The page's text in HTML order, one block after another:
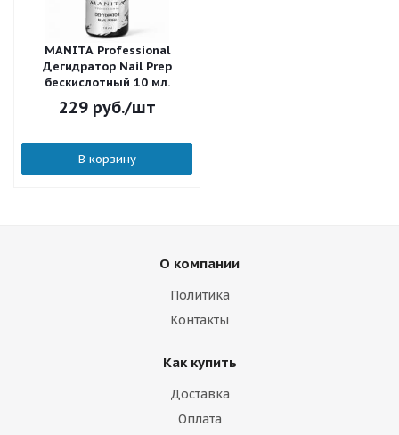
MANITA Professional
Дегидратор Nail Prep
бескислотный 10 мл.
229руб./шт
В корзину
О компании
Политика
Контакты
Как купить
Доставка
Оплата